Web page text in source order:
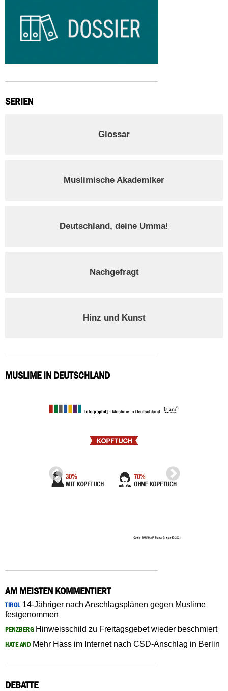
SERIEN
Glossar
Muslimische Akademiker
Deutschland, deine Umma!
Nachgefragt
Hinz und Kunst
MUSLIME IN DEUTSCHLAND
AM MEISTEN KOMMENTIERT
TIROL14-Jähriger nach Anschlagsplänen gegen Muslime
festgenommen
PENZBERGHinweisschild zu Freitagsgebet wieder beschmiert
HATE ANDMehr Hass im Internet nach CSD-Anschlag in Berlin
DEBATTE